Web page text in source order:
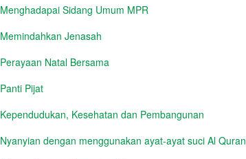
Menghadapai Sidang Umum MPR
Memindahkan Jenasah
Perayaan Natal Bersama
Panti Pijat
Kependudukan, Kesehatan dan Pembangunan
Nyanyian dengan menggunakan ayat-ayat suci Al Quran